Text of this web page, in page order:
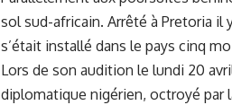
sol sud-africain. Arrêté à Pretoria il
s’était installé dans le pays cinq
Lors de son audition le lundi 20
diplomatique nigérien, octroyé par